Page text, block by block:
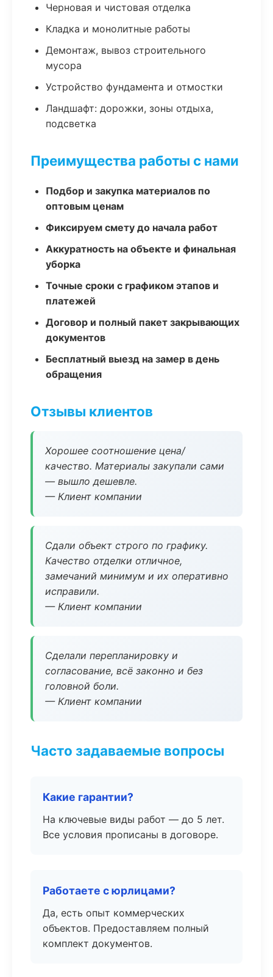
Черновая и чистовая отделка
Кладка и монолитные работы
Демонтаж, вывоз строительного
мусора
Устройство фундамента и отмостки
Ландшафт: дорожки, зоны отдыха,
подсветка
Преимущества работы с нами
Подбор и закупка материалов по
оптовым ценам
Фиксируем смету до начала работ
Аккуратность на объекте и финальная
уборка
Точные сроки с графиком этапов и
платежей
Договор и полный пакет закрывающих
документов
Бесплатный выезд на замер в день
обращения
Отзывы клиентов
Хорошее соотношение цена/
качество. Материалы закупали сами
— вышло дешевле.
— Клиент компании
Сдали объект строго по графику.
Качество отделки отличное,
замечаний минимум и их оперативно
исправили.
— Клиент компании
Сделали перепланировку и
согласование, всё законно и без
головной боли.
— Клиент компании
Часто задаваемые вопросы
Какие гарантии?
На ключевые виды работ — до 5 лет.
Все условия прописаны в договоре.
Работаете с юрлицами?
Да, есть опыт коммерческих
объектов. Предоставляем полный
комплект документов.